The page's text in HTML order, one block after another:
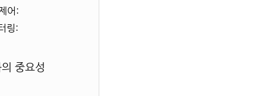
어:
링:
중요성